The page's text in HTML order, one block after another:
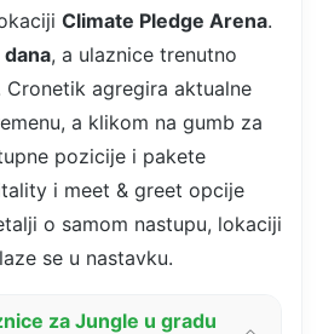
Climate Pledge Arena.
dana, a ulaznice trenutno
Cronetik agregira aktualne
a klikom na gumb za
pozicije i pakete
i meet & greet opcije
o samom nastupu, lokaciji
se u nastavku.
za Jungle u gradu